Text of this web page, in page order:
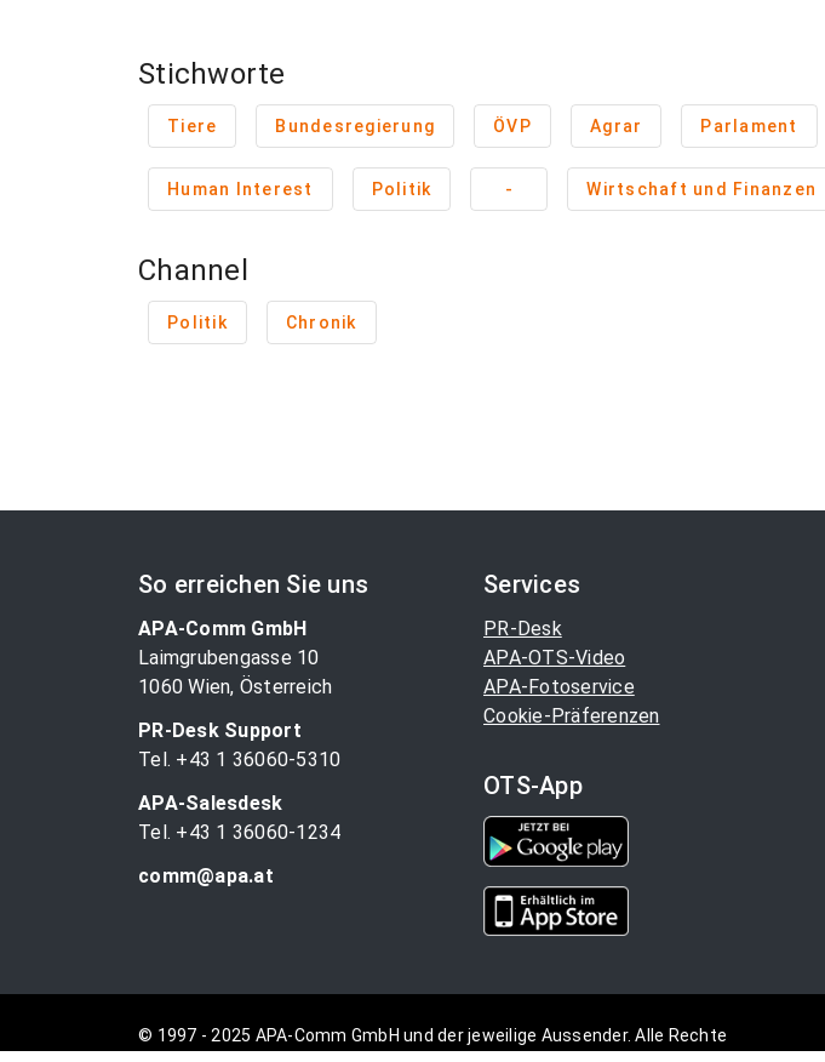
Stichworte
Tiere Bundesregierung ÖVP Agrar Parlament
Human Interest Politik - Wirtschaft und Finanzen
Channel
Politik Chronik
So erreichen Sie uns
APA-Comm GmbH
Laimgrubengasse 10
1060 Wien, Österreich
PR-Desk Support
Tel. +43 1 36060-5310
APA-Salesdesk
Tel. +43 1 36060-1234
comm@apa.at
Services
PR-Desk
APA-OTS-Video
APA-Fotoservice
Cookie-Präferenzen
OTS-App
© 1997 - 2025 APA-Comm GmbH und der jeweilige Aussender. Alle Rechte